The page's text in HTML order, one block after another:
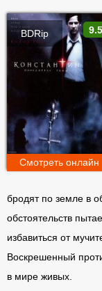
9.5
BDRip
бродят по земле в
обстоятельств
избавиться от
Воскрешенный
в мире живых.
Смотреть онлайн